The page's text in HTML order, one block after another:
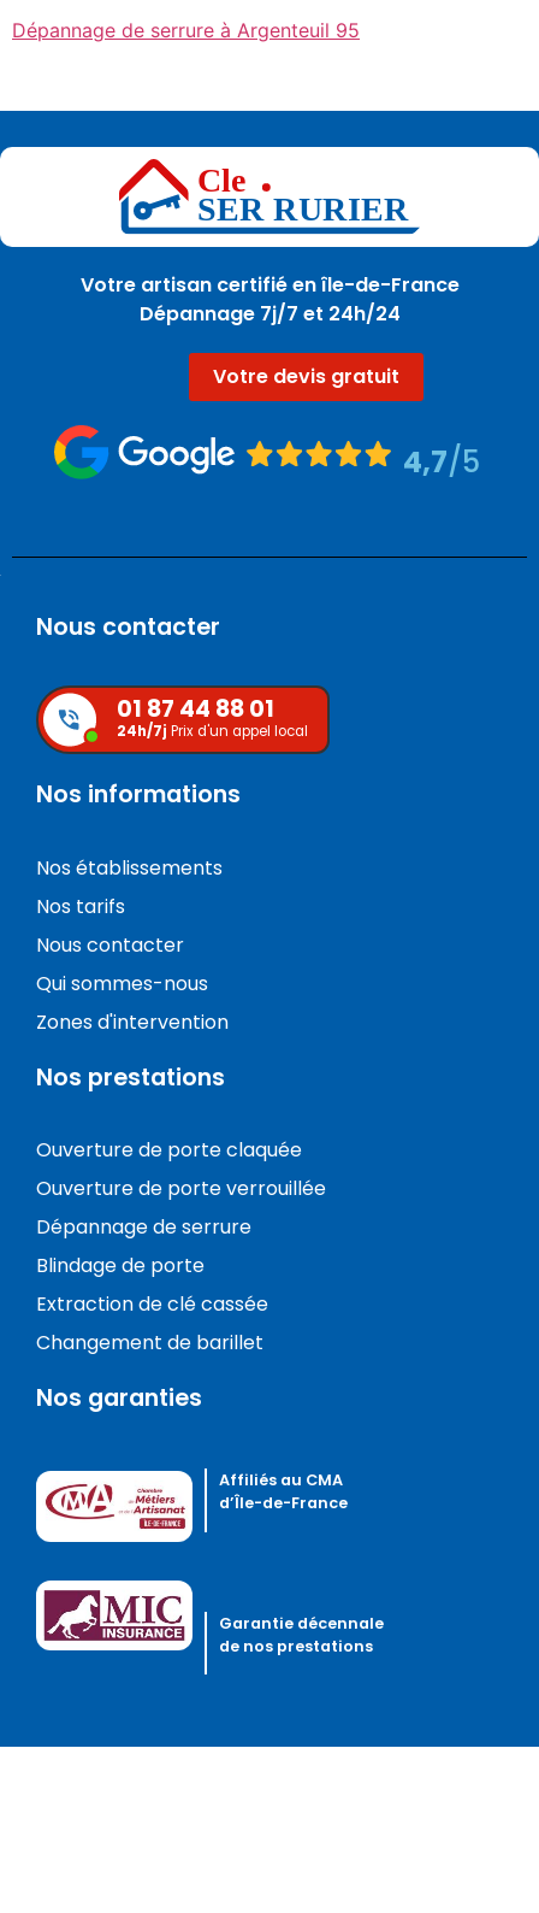
Dépannage de serrure à Argenteuil 95
Votre artisan certifié en île-de-France
Dépannage 7j/7 et 24h/24
Votre devis gratuit
4,7/5
Nous contacter
01 87 44 88 01
24h/7j Prix d'un appel local
Nos informations
Nos établissements
Nos tarifs
Nous contacter
Qui sommes-nous
Zones d'intervention
Nos prestations
Ouverture de porte claquée
Ouverture de porte verrouillée
Dépannage de serrure
Blindage de porte
Extraction de clé cassée
Changement de barillet
Nos garanties
Affiliés au CMA
d’Île-de-France
Garantie décennale
de nos prestations